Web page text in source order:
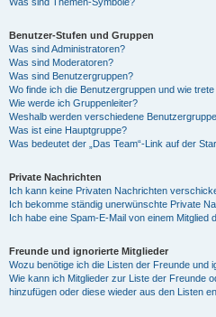
Benutzer-Stufen und Gruppen
Was sind Administratoren?
Was sind Moderatoren?
Was sind Benutzergruppen?
Wo finde ich die Benutzergruppen und wie
Wie werde ich Gruppenleiter?
Weshalb werden verschiedene
Was ist eine Hauptgruppe?
Was bedeutet der „Das Team“-Link auf der
Private Nachrichten
Ich kann keine Privaten Nachrichten
Ich bekomme ständig unerwünschte Private
Ich habe eine Spam-E-Mail von einem Mitglied
Freunde und ignorierte Mitglieder
Wozu benötige ich die Listen der Freunde und
Wie kann ich Mitglieder zur Liste der Freunde
hinzufügen oder diese wieder aus den Listen